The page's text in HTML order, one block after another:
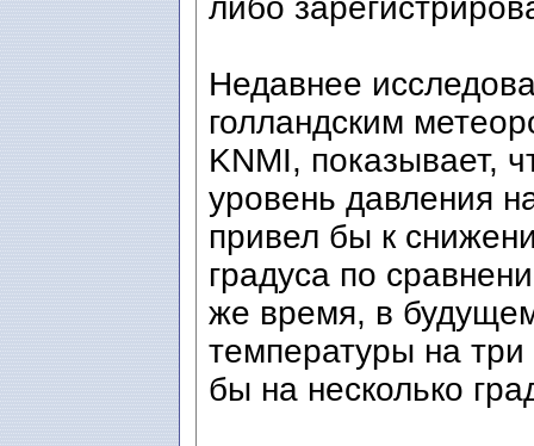
либо
Недавнее
голландским
KNMI, показывает,
уровень давления
привел бы к
градуса по
же время, в
температуры на
бы на несколько